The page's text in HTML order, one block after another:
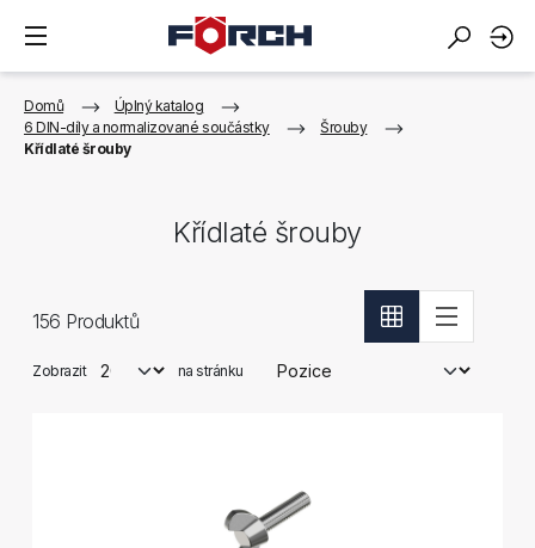
Domů
Úplný katalog
6 DIN-díly a normalizované součástky
Šrouby
Křídlaté šrouby
Křídlaté šrouby
156 Produktů
Zobrazit na stránku